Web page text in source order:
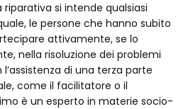
si intende qualsiasi
le persone che hanno subito
attivamente, se lo
nella risoluzione dei problemi
di una terza parte
come il facilitatore o il
è un esperto in materie socio-